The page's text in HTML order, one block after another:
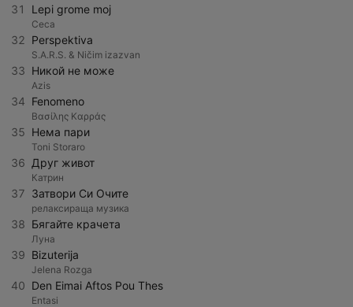
31 Lepi grome moj
Ceca
32 Perspektiva
S.A.R.S. & Ničim izazvan
33 Никой не може
Azis
34 Fenomeno
Βασίλης Καρράς
35 Нема пари
Toni Storaro
36 Друг живот
Катрин
37 Затвори Си Очите
релаксираща музика
38 Бягайте крачета
Луна
39 Bizuterija
Jelena Rozga
40 Den Eimai Aftos Pou Thes
Entasi